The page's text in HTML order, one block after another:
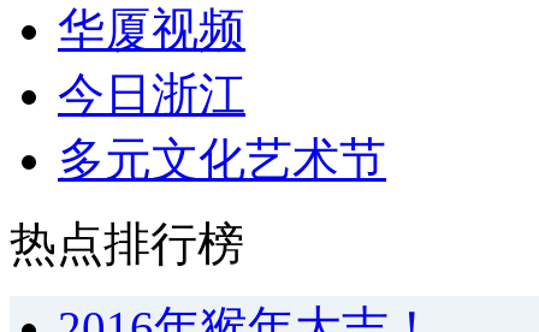
华厦视频
今日浙江
多元文化艺术节
热点排行榜